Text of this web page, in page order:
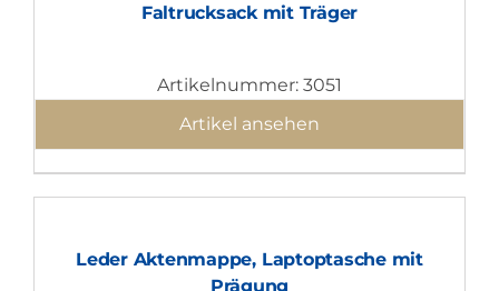
Faltrucksack mit Träger
Artikelnummer: 3051
Artikel ansehen
Leder Aktenmappe, Laptoptasche mit
Prägung